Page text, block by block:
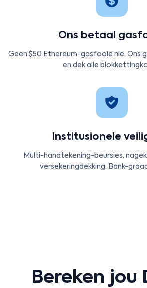
Ons betaal
Geen $50 Ethereum-gasfooie nie. Ons
en dek alle
Institusionele
Multi-handtekening-beursies,
versekeringdekking. Bank-
Bereken jou